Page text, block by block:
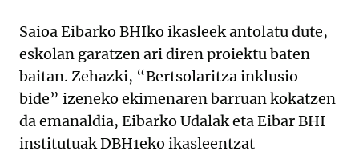
Saioa Eibarko BHIko ikasleek antolatu dute,
eskolan garatzen ari diren proiektu baten
baitan. Zehazki, “Bertsolaritza inklusio
bide” izeneko ekimenaren barruan kokatzen
da emanaldia, Eibarko Udalak eta Eibar BHI
institutuak DBH1eko ikasleentzat